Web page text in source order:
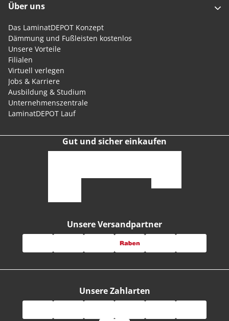
Über uns
Das LaminatDEPOT Konzept
Dämmung und Fußleisten kostenlos
Unsere Vorteile
Filialen
Virtuell verlegen
Jobs & Karriere
Ausbildung & Studium
Unternehmenszentrale
LaminatDEPOT Lauf
Gut und sicher einkaufen
Unsere Zahlarten
Unsere Versandpartner